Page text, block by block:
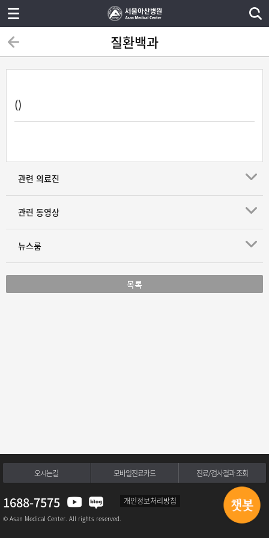
질환백과
()
관련 의료진
관련 동영상
뉴스룸
목록
오시는길 모바일진료카드 진료/검사결과 조회
1688-7575 개인정보처리방침
© Asan Medical Center. All rights reserved.